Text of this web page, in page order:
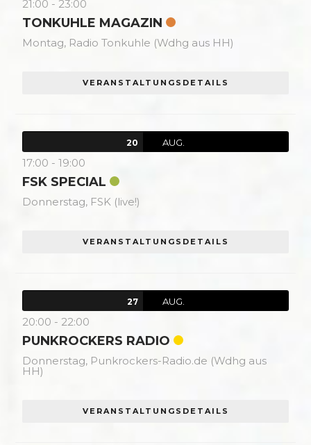
21:00 - 23:00
TONKUHLE MAGAZIN
Montag, Radio Tonkuhle (Wdhg aus HH)
VERANSTALTUNGSDETAILS
20 AUG.
17:00 -19:00
FSK SPECIAL
Donnerstag, FSK (live!)
VERANSTALTUNGSDETAILS
27 AUG.
20:00 - 22:00
PUNKROCKERS RADIO
Donnerstag, Punkrockers-Radio.de (Wdhg aus
HH)
VERANSTALTUNGSDETAILS